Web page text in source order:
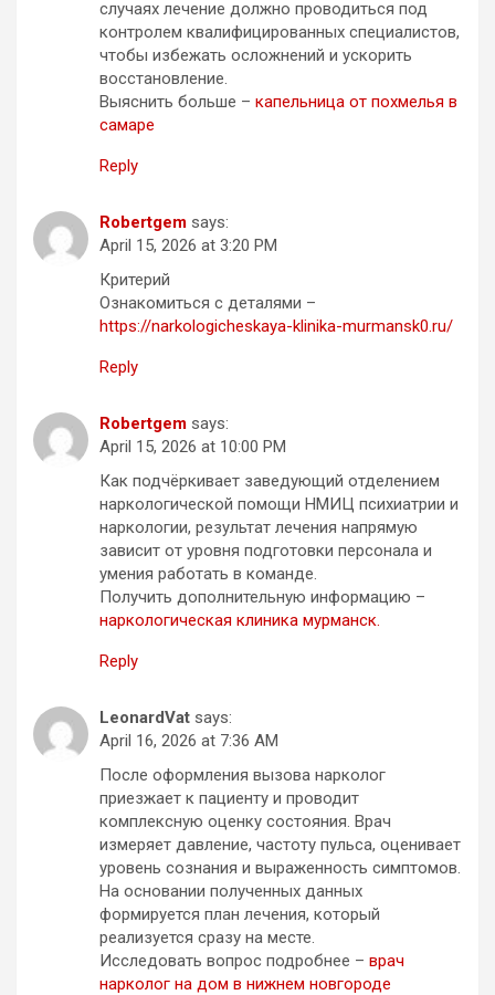
случаях лечение должно проводиться под
контролем квалифицированных специалистов,
чтобы избежать осложнений и ускорить
восстановление.
Выяснить больше – капельница от похмелья в
самаре
Reply
Robertgem says:
April 15, 2026 at 3:20 PM
Критерий
Ознакомиться с деталями –
https://narkologicheskaya-klinika-murmansk0.ru/
Reply
Robertgem says:
April 15, 2026 at 10:00 PM
Как подчёркивает заведующий отделением
наркологической помощи НМИЦ психиатрии и
наркологии, результат лечения напрямую
зависит от уровня подготовки персонала и
умения работать в команде.
Получить дополнительную информацию –
наркологическая клиника мурманск.
Reply
LeonardVat says:
April 16, 2026 at 7:36 AM
После оформления вызова нарколог
приезжает к пациенту и проводит
комплексную оценку состояния. Врач
измеряет давление, частоту пульса, оценивает
уровень сознания и выраженность симптомов.
На основании полученных данных
формируется план лечения, который
реализуется сразу на месте.
Исследовать вопрос подробнее – врач
нарколог на дом в нижнем новгороде